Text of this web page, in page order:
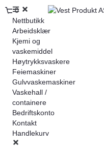
0
Nettbutikk
Arbeidsklær
Kjemi og
vaskemiddel
Høytrykksvaskere
Feiemaskiner
Gulvvaskemaskiner
Vaskehall /
containere
Bedriftskonto
Kontakt
Handlekurv